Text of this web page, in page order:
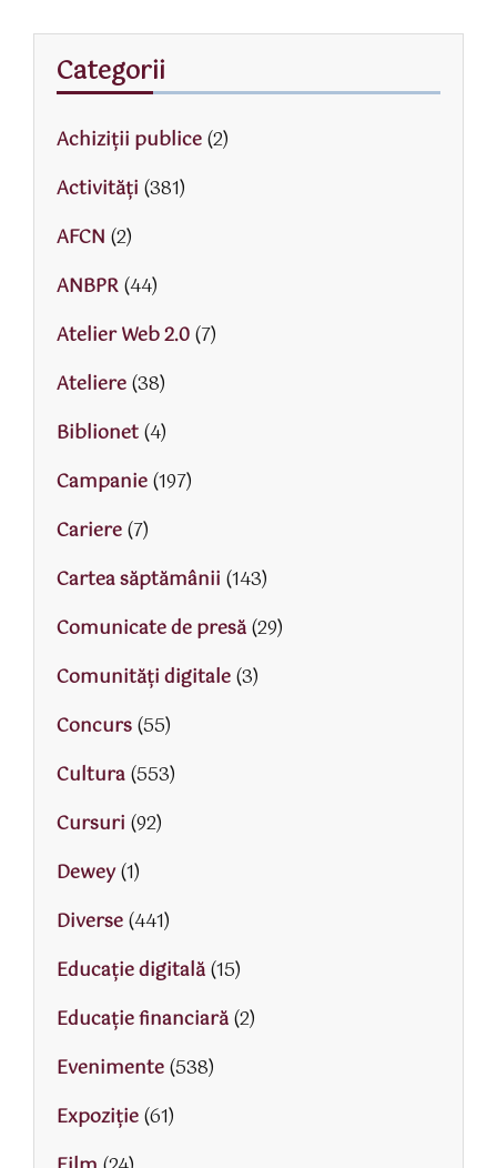
Categorii
Achiziții publice(2)
Activităţi (381)
AFCN (2)
ANBPR(44)
Atelier Web 2.0(7)
Ateliere(38)
Biblionet(4)
Campanie(197)
Cariere(7)
Cartea săptămânii (143)
Comunicate de presă(29)
Comunități digitale(3)
Concurs(55)
Cultura(553)
Cursuri (92)
Dewey(1)
Diverse(441)
Educaţie digitală(15)
Educaţie financiară(2)
Evenimente(538)
Expoziție(61)